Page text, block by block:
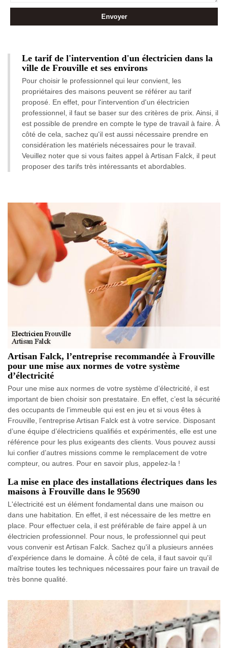
Le tarif de l'intervention d'un électricien dans la
ville de Frouville et ses environs
Pour choisir le professionnel qui leur convient, les
propriétaires des maisons peuvent se référer au tarif
proposé. En effet, pour l'intervention d'un électricien
professionnel, il faut se baser sur des critères de prix. Ainsi, il
est possible de prendre en compte le type de travail à faire. À
côté de cela, sachez qu'il est aussi nécessaire prendre en
considération les matériels nécessaires pour le travail.
Veuillez noter que si vous faites appel à Artisan Falck, il peut
proposer des tarifs très intéressants et abordables.
Artisan Falck, l’entreprise recommandée à Frouville
pour une mise aux normes de votre système
d’électricité
Pour une mise aux normes de votre système d’électricité, il est
important de bien choisir son prestataire. En effet, c’est la sécurité
des occupants de l’immeuble qui est en jeu et si vous êtes à
Frouville, l’entreprise Artisan Falck est à votre service. Disposant
d’une équipe d’électriciens qualifiés et expérimentés, elle est une
référence pour les plus exigeants des clients. Vous pouvez aussi
lui confier d’autres missions comme le remplacement de votre
compteur, ou autres. Pour en savoir plus, appelez-la !
La mise en place des installations électriques dans les
maisons à Frouville dans le 95690
L'électricité est un élément fondamental dans une maison ou
dans une habitation. En effet, il est nécessaire de les mettre en
place. Pour effectuer cela, il est préférable de faire appel à un
électricien professionnel. Pour nous, le professionnel qui peut
vous convenir est Artisan Falck. Sachez qu'il a plusieurs années
d'expérience dans le domaine. À côté de cela, il faut savoir qu'il
maîtrise toutes les techniques nécessaires pour faire un travail de
très bonne qualité.